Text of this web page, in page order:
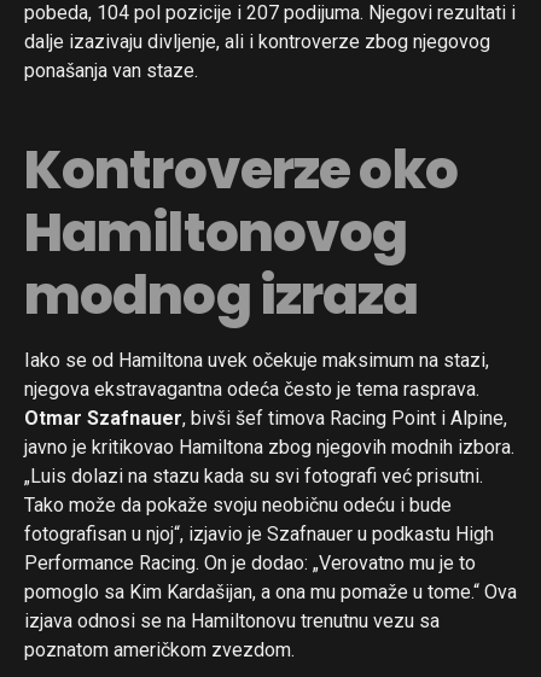
pobeda, 104 pol pozicije i 207 podijuma. Njegovi rezultati i
dalje izazivaju divljenje, ali i kontroverze zbog njegovog
ponašanja van staze.
Kontroverze oko
Hamiltonovog
modnog izraza
Iako se od Hamiltona uvek očekuje maksimum na stazi,
njegova ekstravagantna odeća često je tema rasprava.
Otmar Szafnauer, bivši šef timova Racing Point i Alpine,
javno je kritikovao Hamiltona zbog njegovih modnih izbora.
„Luis dolazi na stazu kada su svi fotografi već prisutni.
Tako može da pokaže svoju neobičnu odeću i bude
fotografisan u njoj“, izjavio je Szafnauer u podkastu High
Performance Racing. On je dodao: „Verovatno mu je to
pomoglo sa Kim Kardašijan, a ona mu pomaže u tome.“ Ova
izjava odnosi se na Hamiltonovu trenutnu vezu sa
poznatom američkom zvezdom.